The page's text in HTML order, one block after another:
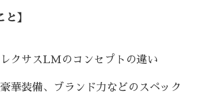
と】
クサスLMのコンセプトの違い
華装備、ブランド力などのスペック